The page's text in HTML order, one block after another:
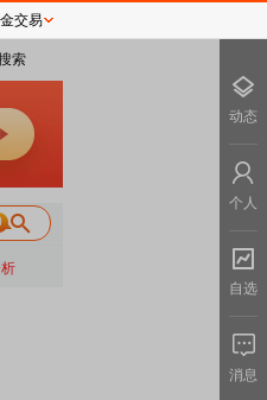
索
交易
动态
个人
自选
消息